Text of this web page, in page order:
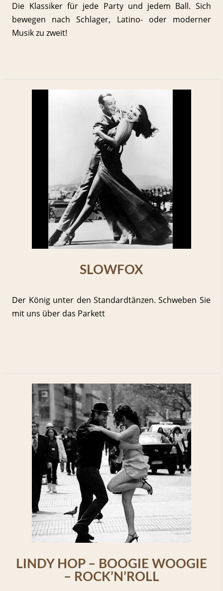
Die Klassiker für jede Party und jedem Ball. Sich
bewegen nach Schlager, Latino- oder moderner
Musik zu zweit!
SLOWFOX
Der König unter den Standardtänzen. Schweben Sie
mit uns über das Parkett
LINDY HOP – BOOGIE WOOGIE
– ROCK’N’ROLL